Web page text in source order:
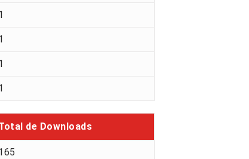
de Downloads